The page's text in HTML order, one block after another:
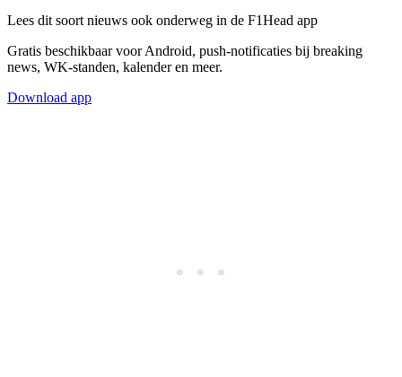
Lees dit soort nieuws ook onderweg in de F1Head app
Gratis beschikbaar voor Android, push-notificaties bij breaking
news, WK-standen, kalender en meer.
Download app